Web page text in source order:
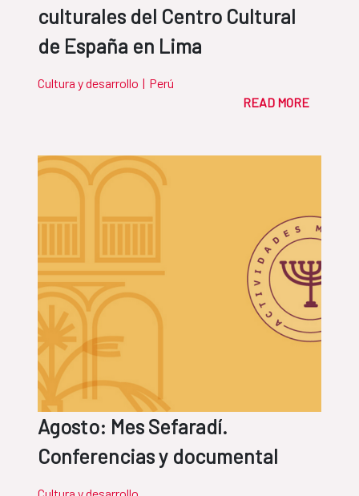
culturales del Centro Cultural
de España en Lima
Cultura y desarrollo | Perú
READ MORE
Agosto: Mes Sefaradí.
Conferencias y documental